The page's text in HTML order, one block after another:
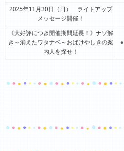
2025年11月30日（日） ライトアップ
メッセージ開催！
《大好評につき開催期間延長！》ナゾ解
き～消えたワタナベ～おばけやしきの案
内人を探せ！
●